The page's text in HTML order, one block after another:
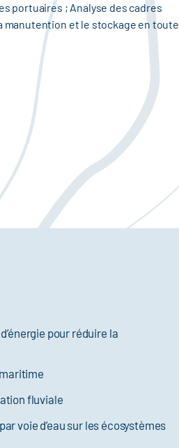
portuaires ; Analyse des cadres
et le stockage en toute
pour réduire la
fluviale
voie d’eau sur les écosystèmes